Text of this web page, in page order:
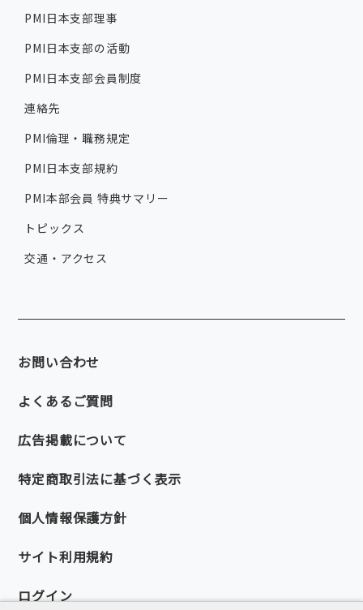
PMI日本支部理事
PMI日本支部の活動
PMI日本支部会員制度
連絡先
PMI倫理・職務規定
PMI日本支部規約
PMI本部会員 特典サマリー
トピックス
交通・アクセス
お問い合わせ
よくあるご質問
広告掲載について
特定商取引法に基づく表示
個人情報保護方針
サイト利用規約
ログイン